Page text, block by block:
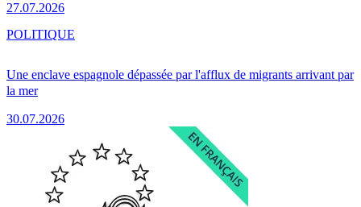
27.07.2026
Une enclave espagnole dépassée par l'afflux de migrants arrivant par
la mer
30.07.2026
POLITIQUE